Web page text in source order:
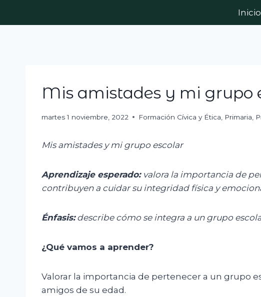
Inicio
Mis amistades y mi grupo
martes 1 noviembre, 2022 Formación Cívica y Ética Primaria
Mis amistades ymi grupo escolar
Aprendizaje esperado: valora la importancia de
contribuyen a cuidar su integridad física y
Énfasis: describe cómo se integra a un grupo
¿Qué vamos a aprender?
Valorar la importancia de pertenecer a un grupo
amigos de su edad.